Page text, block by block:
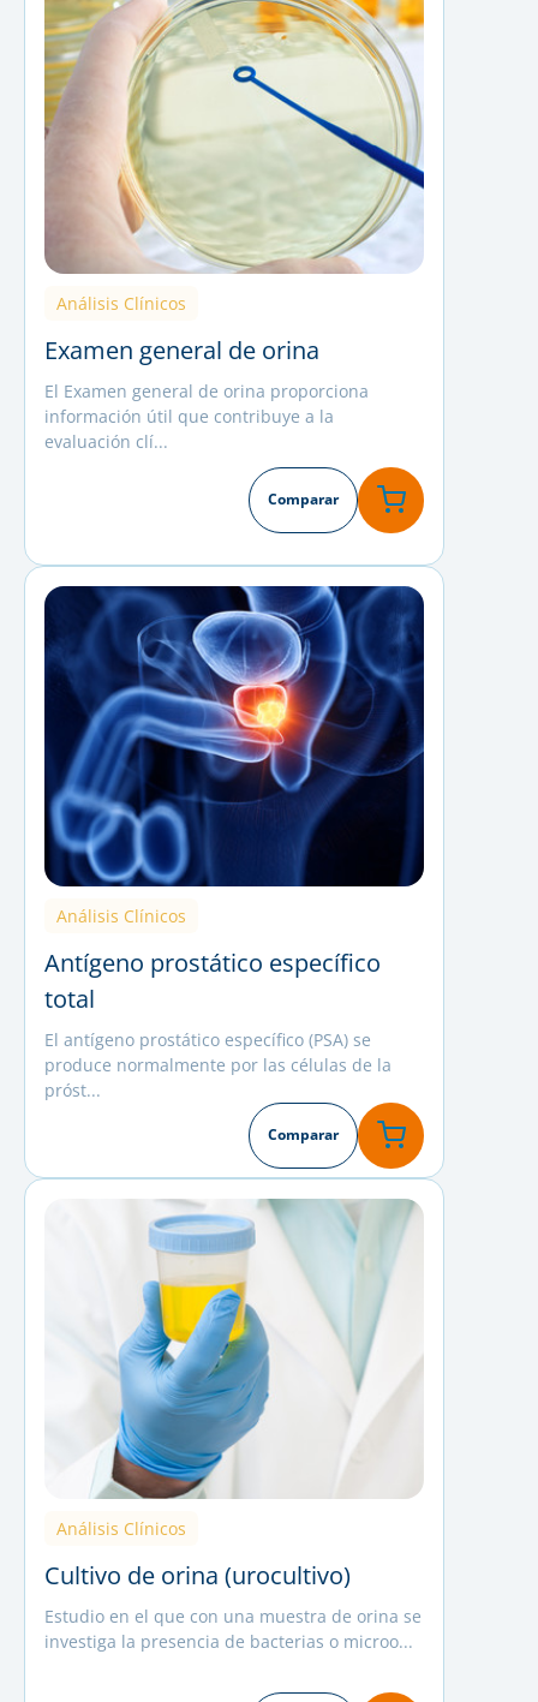
Análisis Clínicos
Examen general de orina
El Examen general de orina proporciona
información útil que contribuye a la
evaluación clí...
Comparar
Análisis Clínicos
Antígeno prostático específico
total
El antígeno prostático específico (PSA) se
produce normalmente por las células de la
próst...
Comparar
Análisis Clínicos
Cultivo de orina (urocultivo)
Estudio en el que con una muestra de orina se
investiga la presencia de bacterias o microo...